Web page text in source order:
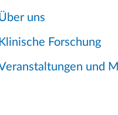
uns
Klinische Forschung
und